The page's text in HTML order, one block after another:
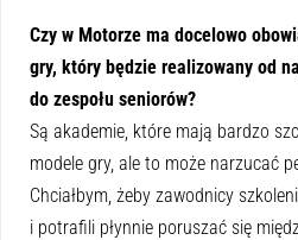
Czy w Motorze ma docelowo
gry, który będzie realizowany od
do zespołu seniorów?
Są akademie, które mają bardzo
modele gry, ale to może narzucać
Chciałbym, żeby zawodnicy
i potrafili płynnie poruszać się